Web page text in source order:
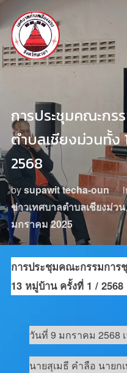
การประชุมคณะกร
ตำบลเชียงม่วนทั้ง
2568
bysupawit techa-oun
ข่าวเทศบาลตำบลเชียงม่วน
มกราคม 2025
การประชุมคณะกรรมการ
13 หมู่บ้าน ครั้งที่ 1 / 2568
วันที่ 9 มกราคม 2568
นายสุเมธี คำลือ นายก